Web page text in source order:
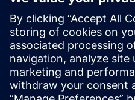
O tvrtki IHI
Furnace Co.,
IHI Machinery and Furnace